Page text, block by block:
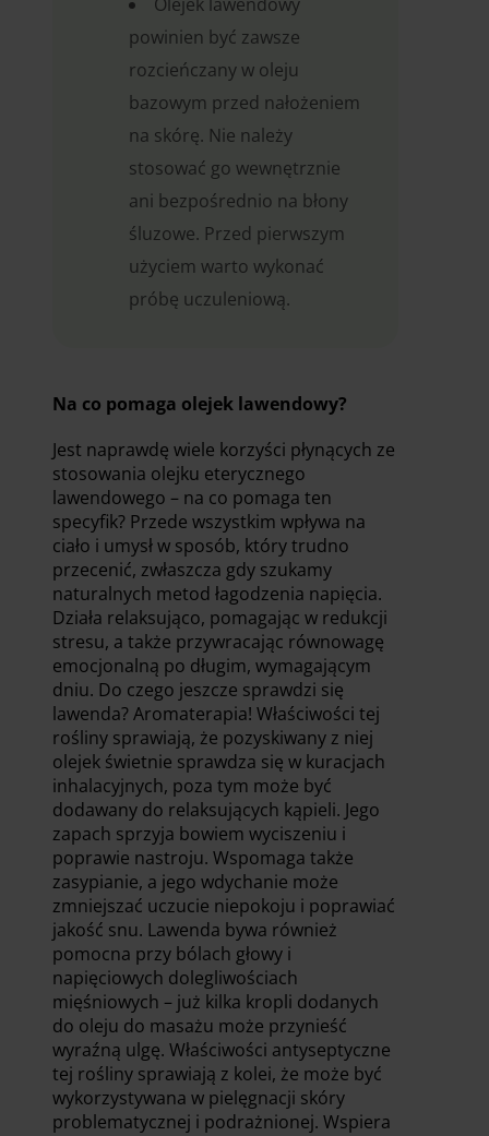
powinien być zawsze
rozcieńczany w oleju
bazowym przed nałożeniem
na skórę. Nie należy
stosować go wewnętrznie
ani bezpośrednio na błony
śluzowe. Przed pierwszym
użyciem warto wykonać
próbę uczuleniową.
Na co pomaga olejek lawendowy?
Jest naprawdę wiele korzyści płynących ze
stosowania olejku eterycznego
lawendowego – na co pomaga ten
specyfik? Przede wszystkim wpływa na
ciało i umysł w sposób, który trudno
przecenić, zwłaszcza gdy szukamy
naturalnych metod łagodzenia napięcia.
Działa relaksująco, pomagając w redukcji
stresu, a także przywracając równowagę
emocjonalną po długim, wymagającym
dniu. Do czego jeszcze sprawdzi się
lawenda? Aromaterapia! Właściwości tej
rośliny sprawiają, że pozyskiwany z niej
olejek świetnie sprawdza się w kuracjach
inhalacyjnych, poza tym może być
dodawany do relaksujących kąpieli. Jego
zapach sprzyja bowiem wyciszeniu i
poprawie nastroju. Wspomaga także
zasypianie, a jego wdychanie może
zmniejszać uczucie niepokoju i poprawiać
jakość snu. Lawenda bywa również
pomocna przy bólach głowy i
napięciowych dolegliwościach
mięśniowych – już kilka kropli dodanych
do oleju do masażu może przynieść
wyraźną ulgę. Właściwości antyseptyczne
tej rośliny sprawiają z kolei, że może być
wykorzystywana w pielęgnacji skóry
problematycznej i podrażnionej. Wspiera